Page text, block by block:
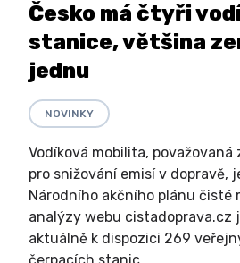
Česko má čtyři
stanice, většina
jednu
NOVINKY
Vodíková mobilita, považovaná
pro snižování emisí v dopravě,
Národního akčního plánu čisté
analýzy webu cistadoprava.cz
aktuálně k dispozici 269